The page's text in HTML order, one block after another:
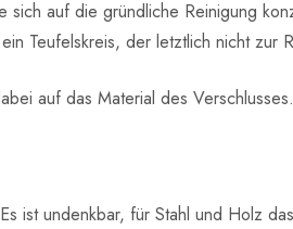
auf die gründliche Reinigung
Teufelskreis, der letztlich nicht zur
auf das Material des Verschlusses.
ist undenkbar, für Stahl und Holz